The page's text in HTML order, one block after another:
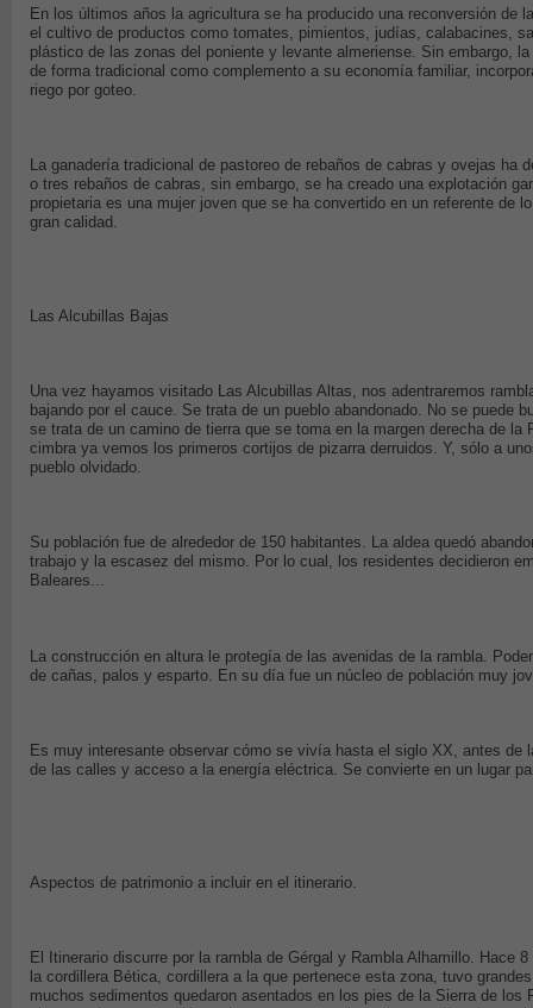
En los últimos años la agricultura se ha producido una reconversión de
el cultivo de productos como tomates, pimientos, judías, calabacines,
plástico de las zonas del poniente y levante almeriense. Sin embargo,
de forma tradicional como complemento a su economía familiar,
riego por goteo.
La ganadería tradicional de pastoreo de rebaños de cabras y ovejas
o tres rebaños de cabras, sin embargo, se ha creado una explotación
propietaria es una mujer joven que se ha convertido en un referente de
gran calidad.
Las Alcubillas Bajas
Una vez hayamos visitado Las Alcubillas Altas, nos adentraremos
bajando por el cauce. Se trata de un pueblo abandonado. No se
se trata de un camino de tierra que se toma en la margen derecha de
cimbra ya vemos los primeros cortijos de pizarra derruidos. Y, sólo a
pueblo olvidado.
Su población fue de alrededor de 150 habitantes. La aldea quedó
trabajo y la escasez del mismo. Por lo cual, los residentes decidieron
Baleares...
La construcción en altura le protegía de las avenidas de la rambla.
de cañas, palos y esparto. En su día fue un núcleo de población muy
Es muy interesante observar cómo se vivía hasta el siglo XX, antes de
de las calles y acceso a la energía eléctrica. Se convierte en un lugar
Aspectos de patrimonio a incluir en el itinerario.
El Itinerario discurre por la rambla de Gérgal y Rambla Alhamillo. Hace
la cordillera Bética, cordillera a la que pertenece esta zona, tuvo
muchos sedimentos quedaron asentados en los pies de la Sierra de